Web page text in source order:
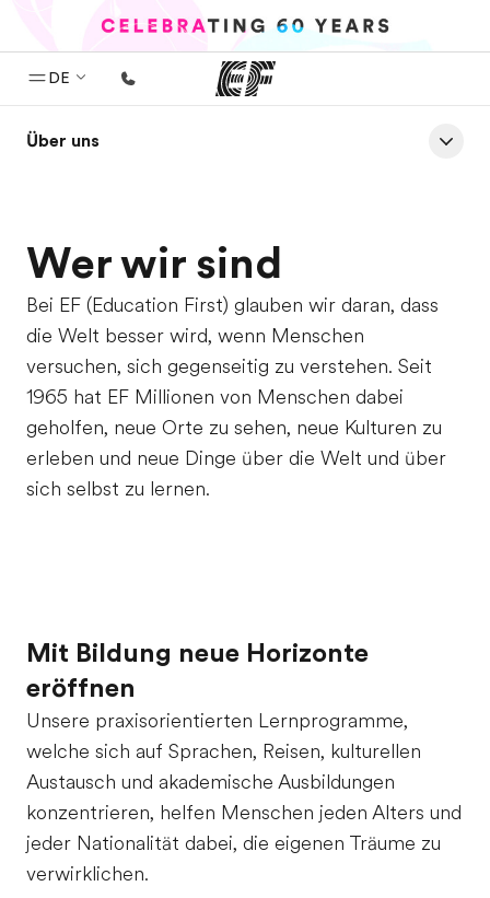
DE
Home
Alle Programme ansehen
Büros
Büros in der Nähe
Über uns
Wer wir sind
Karriere
Über uns
Wer wir sind
Bei EF (Education First) glauben wir daran, dass
die Welt besser wird, wenn Menschen
versuchen, sich gegenseitig zu verstehen. Seit
1965 hat EF Millionen von Menschen dabei
geholfen, neue Orte zu sehen, neue Kulturen zu
erleben und neue Dinge über die Welt und über
sich selbst zu lernen.
Mit Bildung neue Horizonte
eröffnen
Unsere praxisorientierten Lernprogramme,
welche sich auf Sprachen, Reisen, kulturellen
Austausch und akademische Ausbildungen
konzentrieren, helfen Menschen jeden Alters und
jeder Nationalität dabei, die eigenen Träume zu
verwirklichen.